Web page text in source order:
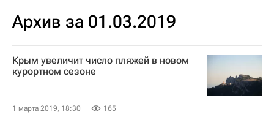
Архив за 01.03.2019
Крым увеличит число пляжей в новом
курортном сезоне
1 марта 2019, 18:30 165